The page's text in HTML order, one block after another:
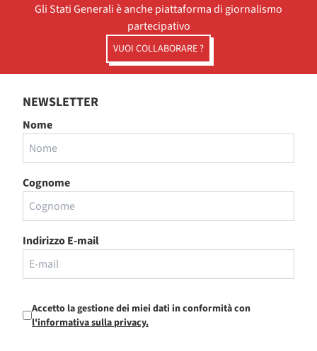
Gli Stati Generali è anche piattaforma di giornalismo
partecipativo
VUOI COLLABORARE ?
NEWSLETTER
Nome
Cognome
Indirizzo E-mail
Accetto la gestione dei miei dati in conformità con
l'informativa sulla privacy.